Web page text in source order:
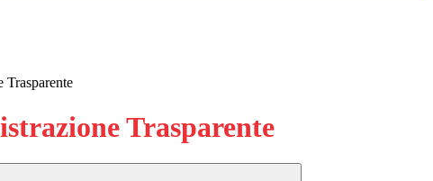
Trasparente
Trasparente